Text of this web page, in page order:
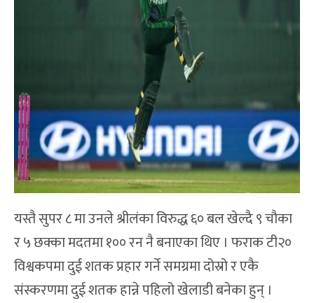
यस्तै सुपर ८ मा उनले श्रीलंका विरुद्ध ६० बल खेल्दै ९ चौका
र ५ छक्का मदतमा १०० रन नै बनाएका थिए । फराक टी२०
विश्वकपमा दुई शतक प्रहार गर्ने समग्रमा दोस्रो र एकै
संस्करणमा दुई शतक हान्ने पहिलो खेलाडी बनेका हुन् ।